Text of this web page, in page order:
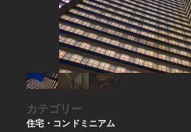
カテゴリー
住宅・コンドミニアム